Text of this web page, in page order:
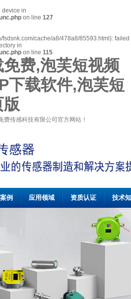
device in
on line 127
cache/a8/478a8/85593.html): failed
in
on line 115
费,泡芙短视频
下载软件,泡芙短
传感科技有限公司官方网站！
例 应用领域 资质认证 技术